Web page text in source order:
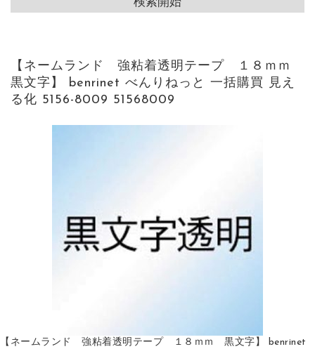
【ネームランド 強粘着透明テープ １８ｍｍ
黒文字】 benrinet べんりねっと 一括購買 見え
る化 5156-8009 51568009
【ネームランド 強粘着透明テープ １８ｍｍ 黒文字】 benrinet